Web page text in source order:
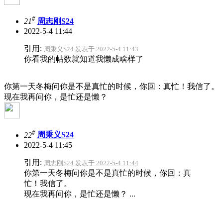
21# 周志刚S24
2022-5-4 11:44
引用: 周秉义S24 发表于 2022-5-4 11:43
你看我的帖数就知道我懒成啥样了
你第一天冬梅问你是不是真忙的时候，你回：真忙！我信了。
现在我再问你，是忙还是懒？
22# 周秉义S24
2022-5-4 11:45
引用: 周志刚S24 发表于 2022-5-4 11:44
你第一天冬梅问你是不是真忙的时候，你回：真
忙！我信了。
现在我再问你，是忙还是懒？ ...